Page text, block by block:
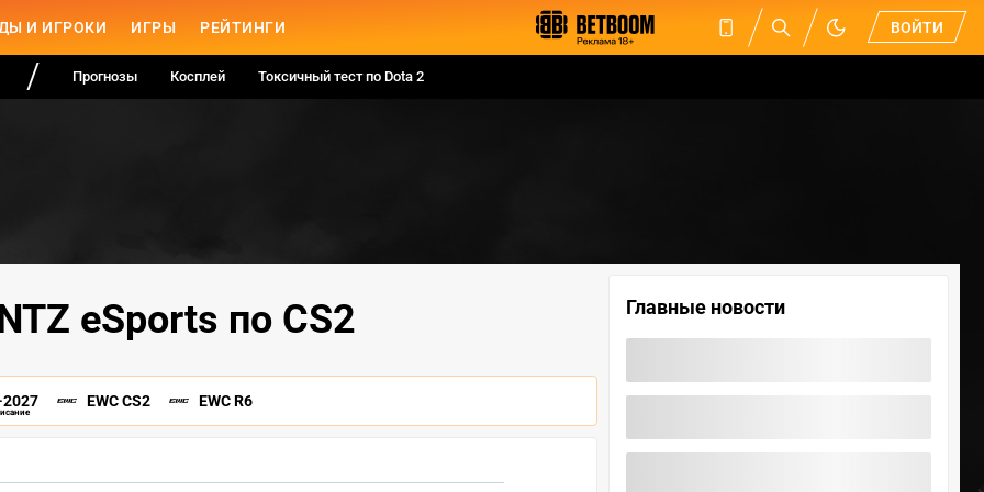
И ИГРОКИ ИГРЫ РЕЙТИНГИ ВОЙТИ
Прогнозы Косплей Токсичный тест по Dota 2
eSports по CS2
EWC CS2 EWC R6
Главные новости